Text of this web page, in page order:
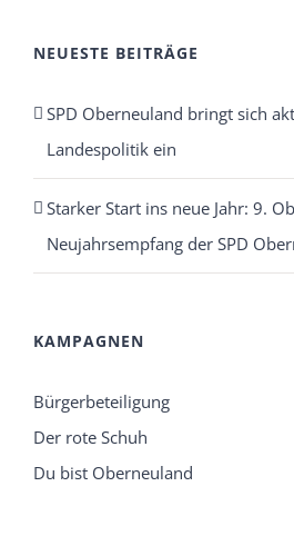
NEUESTE BEITRÄGE
SPD Oberneuland bringt sich
Landespolitik ein
Starker Start ins neue Jahr: 9.
Neujahrsempfang der SPD
KAMPAGNEN
Bürgerbeteiligung
Der rote Schuh
Du bist Oberneuland